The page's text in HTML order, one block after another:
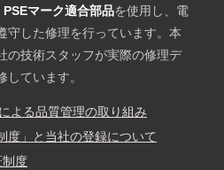
PSEマーク適合部品を使用し、電
守した修理を行っています。本
の技術スタッフが実際の修理デ
ています。
よる品質管理の取り組み
度」と当社の登録について
制度